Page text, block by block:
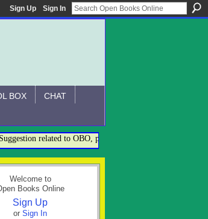
Sign Up Sign In
BOX CHAT
related to OBO, please contact:-
Welcome to
Books Online
Sign Up
or Sign In